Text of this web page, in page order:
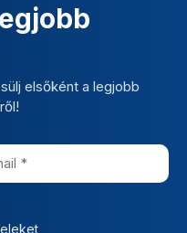
elsőként a legjobb